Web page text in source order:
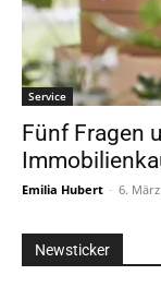
Service
Fünf Fragen
Emilia Hubert - 6.
Newsticker